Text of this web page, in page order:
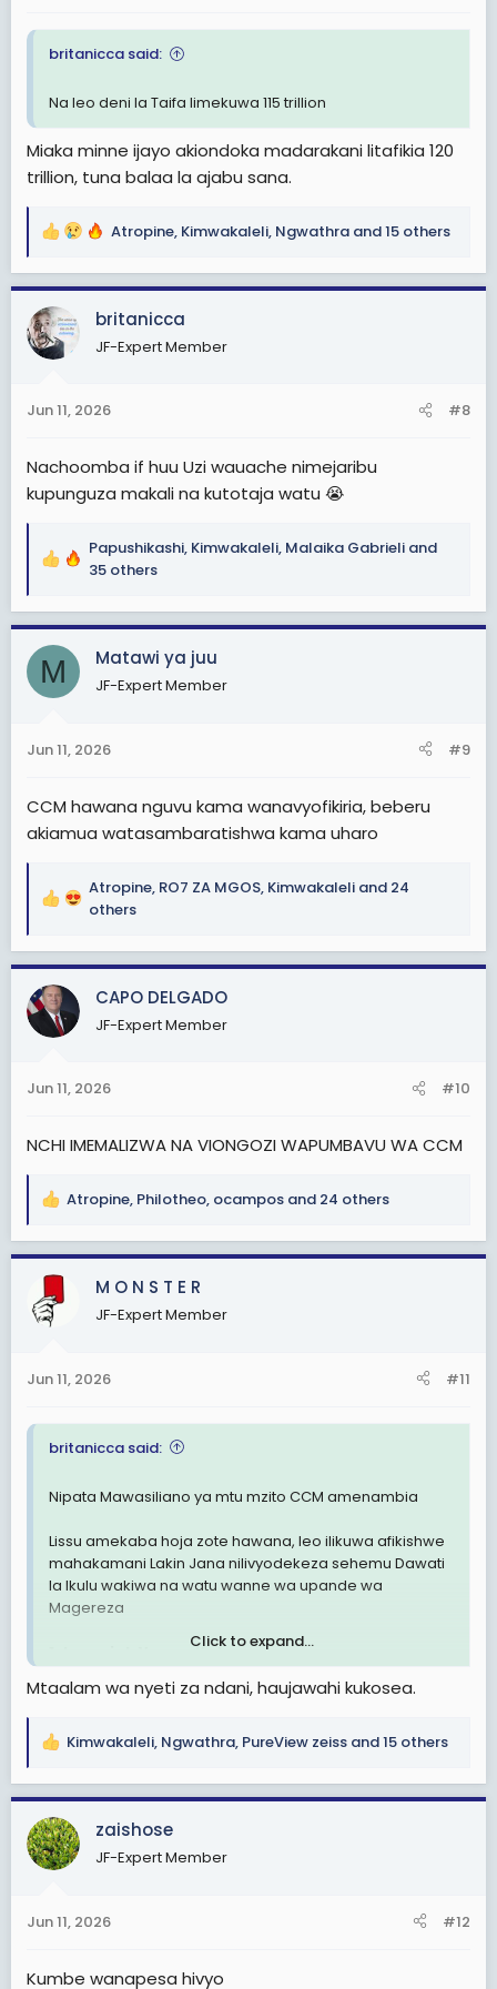
britanicca said:
Na leo deni la Taifa limekuwa 115 trillion
Miaka minne ijayo akiondoka madarakani litafikia 120
trillion, tuna balaa la ajabu sana.
R
a
c
t
i
s
Atropine, Kimwakaleli, Ngwathra and 15 others
britanicca
JF-Expert Member
Jun 11, 2026 #8
Nachoomba if huu Uzi wauache nimejaribu
kupunguza makali na kutotaja watu 😭
R
a
c
t
i
o
s
Papushikashi, Kimwakaleli, Malaika Gabrieli and
35 others
M Matawi ya juu
JF-Expert Member
Jun 11, 2026 #9
CCM hawana nguvu kama wanavyofikiria, beberu
akiamua watasambaratishwa kama uharo
R
a
c
t
o
s
Atropine, RO7 ZA MGOS, Kimwakaleli and 24
others
CAPO DELGADO
JF-Expert Member
Jun 11, 2026 #10
NCHI IMEMALIZWA NA VIONGOZI WAPUMBAVU WA CCM
R
a
c
t
i
s
Atropine, Philotheo, ocampos and 24 others
M O N S T E R
JF-Expert Member
Jun 11, 2026 #11
britanicca said:
Nipata Mawasiliano ya mtu mzito CCM amenambia
Lissu amekaba hoja zote hawana, leo ilikuwa afikishwe
mahakamani Lakin Jana nilivyodekeza sehemu Dawati
la Ikulu wakiwa na watu wanne wa upande wa
Magereza
1.Jeremiah Yoram Katuma
3.Edith Mbogo
kumbuka ilikuwa siku ya kufungua mafunzo kwa
Baada ya kikao waliitwa na msaidizi wa Dawati Ikulu
akiwa na majaji wawili ambao sasa sitawataja maana
wameonekana kutokuwa upande wao kwa kusema
Lissu apewe 5Bilion ashawishiwe aachane na siasa,
mambo yakagonga mwamba!
Kwanza taarifa ilianza kutoka ikulu kwamba Lissu
Click to expand...
Mtaalam wa nyeti za ndani, haujawahi kukosea.
R
a
c
t
i
s
Kimwakaleli, Ngwathra, PureView zeiss and 15 others
zaishose
JF-Expert Member
Jun 11, 2026 #12
Kumbe wanapesa hivyo